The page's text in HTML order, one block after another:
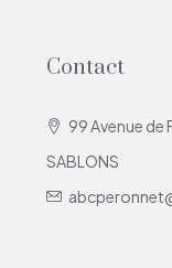
Contact
99 Avenue de
SABLONS